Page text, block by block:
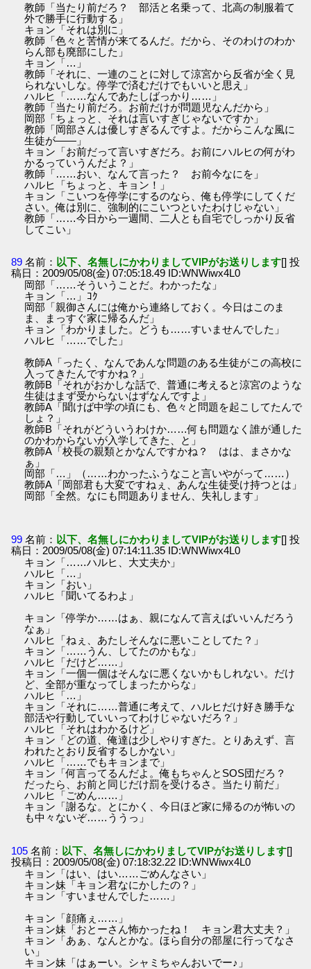
教師「当たり前だろ？ 部活と名乗って、北高の制服着て
外で勝手に行動する」
キョン「それは別に」
教師「色々と苦情が来てるんだ。だから、そのわけのわか
らん部も廃部にした」
キョン「…」
教師「それに、一連のことに対して涼宮から反省が全く見
られないしな。停学で済むだけでもいいと思え」
ハルヒ「……なんであたしばっかり……」
教師「当たり前だろ。お前だけが問題児なんだから」
岡部「ちょっと、それは言いすぎじゃないですか」
教師「岡部さんは優しすぎるんですよ。だからこんな風に
生徒が――」
キョン「お前だって言いすぎだろ。お前にハルヒの何がわ
かるっていうんだよ？」
教師「……おい、なんて言った？ お前今なにを」
ハルヒ「ちょっと、キョン！」
キョン「こいつを停学にするのなら、俺も停学にしてくだ
さい。俺は別に、強制的にこいつといたわけじゃない」
教師「……今日から一週間、二人とも自宅でしっかり反省
してこい」
89 名前： 以下、名無しにかわりましてVIPがお送りします[] 投
稿日：2009/05/08(金) 07:05:18.49 ID:WNWiwx4L0
岡部「……そういうことだ。わかったな」
キョン「…」ｺｸ
岡部「親御さんには俺から連絡しておく。今日はこのま
ま、まっすぐ家に帰るんだ」
キョン「わかりました。どうも……すいませんでした」
ハルヒ「……でした」
教師A「ったく、なんであんな問題のある生徒がこの高校に
入ってきたんですかね？」
教師B「それがおかしな話で、普通に考えると涼宮のような
生徒はまず受からないはずなんですよ」
教師A「聞けば中学の頃にも、色々と問題を起こしてたんで
しょ？」
教師B「それがどういうわけか……何も問題なく誰が通した
のかわからないが入学してきた、と」
教師A「校長の親類とかなんですかね？ はは、まさかな
ぁ」
岡部「…」（……わかったふうなこと言いやがって……）
教師A「岡部君も大変ですねぇ、あんな生徒受け持つとは」
岡部「全然。なにも問題ありません、失礼します」
99 名前： 以下、名無しにかわりましてVIPがお送りします[] 投
稿日：2009/05/08(金) 07:14:11.35 ID:WNWiwx4L0
キョン「……ハルヒ、大丈夫か」
ハルヒ「…」
キョン「おい」
ハルヒ「聞いてるわよ」
キョン「停学か……はぁ、親になんて言えばいいんだろう
なぁ」
ハルヒ「ねぇ、あたしそんなに悪いことしてた？」
キョン「……うん、してたのかもな」
ハルヒ「だけど……」
キョン「一個一個はそんなに悪くないかもしれない。だけ
ど、全部が重なってしまったからな」
ハルヒ「…」
キョン「それに……普通に考えて、ハルヒだけ好き勝手な
部活や行動していいってわけじゃないだろ？」
ハルヒ「それはわかるけど」
キョン「どの道、俺達は少しやりすぎた。とりあえず、言
われたとおり反省するしかない」
ハルヒ「……でもキョンまで」
キョン「何言ってるんだよ。俺もちゃんとSOS団だろ？
だったら、お前と同じだけ罰を受けるさ。当たり前だ」
ハルヒ「ごめん……」
キョン「謝るな。とにかく、今日ほど家に帰るのが怖いの
も中々ないぞ……ううっ」
105 名前： 以下、名無しにかわりましてVIPがお送りします[]
投稿日：2009/05/08(金) 07:18:32.22 ID:WNWiwx4L0
キョン「はい、はい……ごめんなさい」
キョン妹「キョン君なにかしたの？」
キョン「すいませんでした……」
キョン「顔痛ぇ……」
キョン妹「おとーさん怖かったね！ キョン君大丈夫？」
キョン「あぁ、なんとかな。ほら自分の部屋に行ってなさ
い」
キョン妹「はぁーい。シャミちゃんおいでー♪」